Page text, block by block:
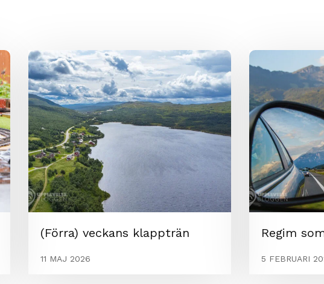
(Förra) veckans klappträn
11 MAJ 2026
Regim
5 FEBRUARI